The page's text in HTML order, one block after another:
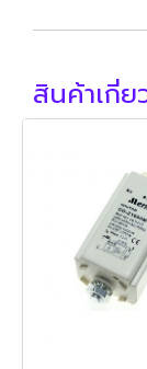
สินค้าเกี่